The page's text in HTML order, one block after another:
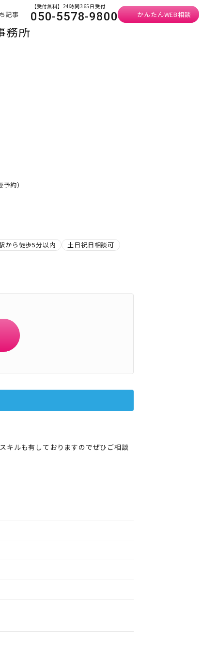
記事
【受付無料】24時間365日受付
050-5578-9800 かんたんWEB相談
務所
約）
から徒歩5分以内 土日祝日相談可
キルも有しておりますのでぜひご相談